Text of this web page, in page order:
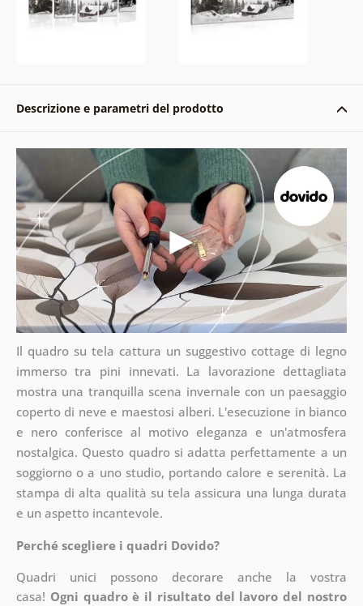
Descrizione e parametri del prodotto
Il quadro su tela cattura un suggestivo cottage di legno
immerso tra pini innevati. La lavorazione dettagliata
mostra una tranquilla scena invernale con un paesaggio
coperto di neve e maestosi alberi. L'esecuzione in bianco
e nero conferisce al motivo eleganza e un'atmosfera
nostalgica. Questo quadro si adatta perfettamente a un
soggiorno o a uno studio, portando calore e serenità. La
stampa di alta qualità su tela assicura una lunga durata
e un aspetto incantevole.
Perché scegliere i quadri Dovido?
Quadri unici possono decorare anche la vostra
casa! Ogni quadro è il risultato del lavoro del nostro